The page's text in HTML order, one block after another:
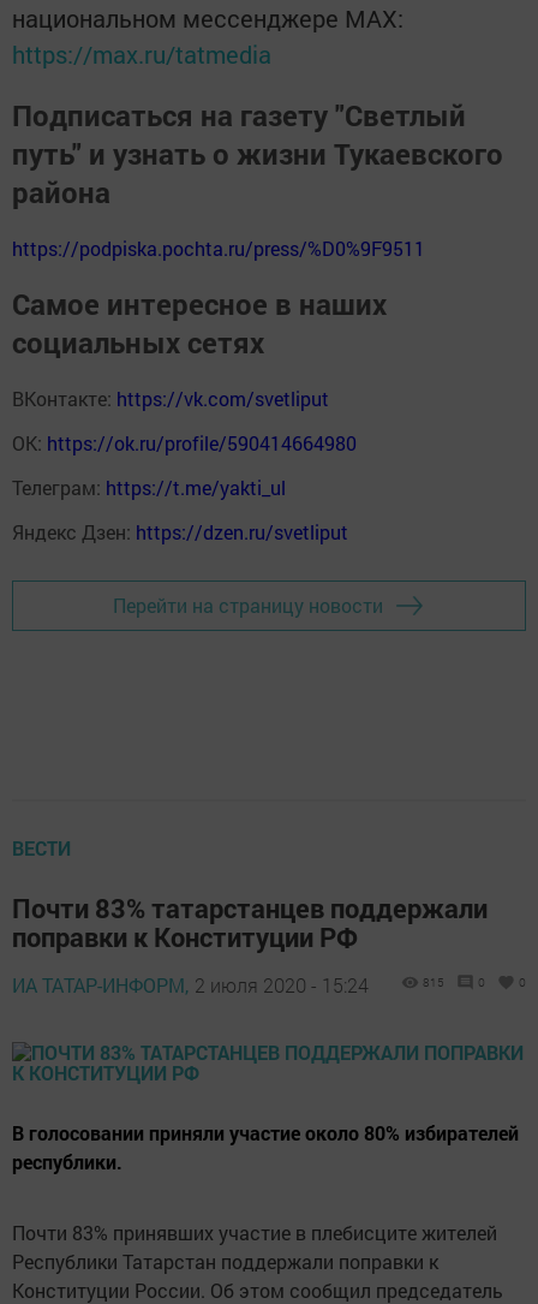
национальном мессенджере MАХ:
https://max.ru/tatmedia
Подписаться на газету "Светлый
путь" и узнать о жизни Тукаевского
района
https://podpiska.pochta.ru/press/%D0%9F9511
Самое интересное в наших
социальных сетях
ВКонтакте: https://vk.com/svetliput
ОК: https://ok.ru/profile/590414664980
Телеграм: https://t.me/yakti_ul
Яндекс Дзен: https://dzen.ru/svetliput
Перейти на страницу новости
ВЕСТИ
Почти 83% татарстанцев поддержали
поправки к Конституции РФ
ИА ТАТАР-ИНФОРМ, 2 июля 2020 - 15:24 815 0 0
В голосовании приняли участие около 80% избирателей
республики.
Почти 83% принявших участие в плебисците жителей
Республики Татарстан поддержали поправки к
Конституции России. Об этом сообщил председатель